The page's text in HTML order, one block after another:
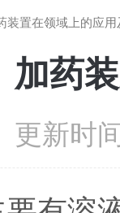
装置在领域上的应
加药
更新时